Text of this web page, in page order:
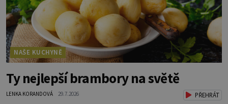
NAŠE KUCHYNĚ
Ty nejlepší brambory na světě
LENKA KORANDOVÁ 29.7.2026 PŘEHRÁT